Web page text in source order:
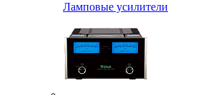
Ламповые усилители